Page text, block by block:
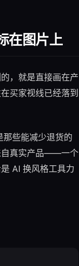
在图片上
，就是直接画在产
买家视线已经落到
些能减少退货的
自真实产品——一个
AI 换风格工具力